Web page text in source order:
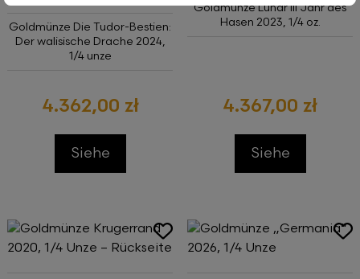
Goldmünze Die Tudor-Bestien:
Der walisische Drache 2024,
1/4 unze
4.362,00 zł
Siehe
Goldmünze Lunar III Jahr des
Hasen 2023, 1/4 oz.
4.367,00 zł
Siehe